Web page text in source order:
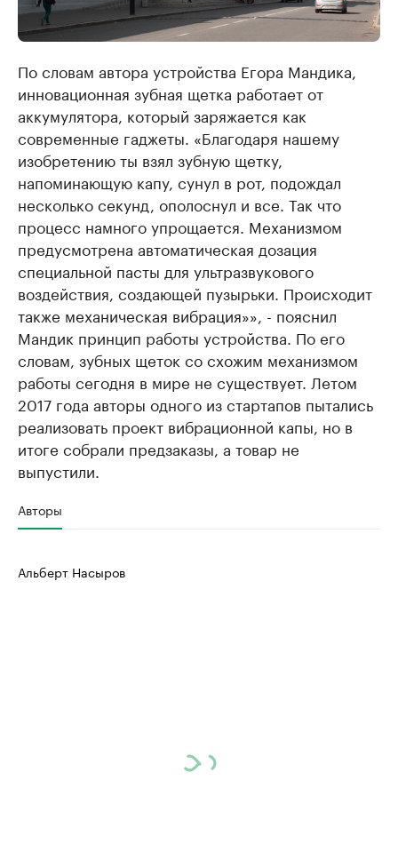
По словам автора устройства Егора Мандика,
инновационная зубная щетка работает от
аккумулятора, который заряжается как
современные гаджеты. «Благодаря нашему
изобретению ты взял зубную щетку,
напоминающую капу, сунул в рот, подождал
несколько секунд, ополоснул и все. Так что
процесс намного упрощается. Механизмом
предусмотрена автоматическая дозация
специальной пасты для ультразвукового
воздействия, создающей пузырьки. Происходит
также механическая вибрация»», - пояснил
Мандик принцип работы устройства. По его
словам, зубных щеток со схожим механизмом
работы сегодня в мире не существует. Летом
2017 года авторы одного из стартапов пытались
реализовать проект вибрационной капы, но в
итоге собрали предзаказы, а товар не
выпустили.
Авторы
Альберт Насыров